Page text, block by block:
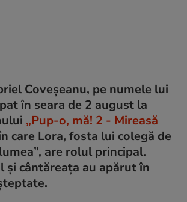
Coveșeanu, pe numele lui
în seara de 2 august la
„Pup-o, mă! 2 - Mireasă
care Lora, fosta lui colegă de
are rolul principal.
și cântăreața au apărut în